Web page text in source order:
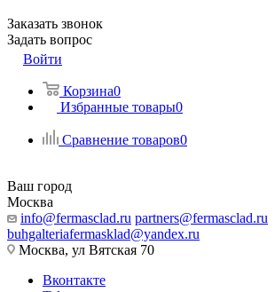
Заказать звонок
Задать вопрос
Войти
Корзина0
Избранные товары0
Сравнение товаров0
Ваш город
Москва
info@fermasclad.ru partners@fermasclad.ru
buhgalteriafermasklad@yandex.ru
Москва, ул Вятская 70
Вконтакте